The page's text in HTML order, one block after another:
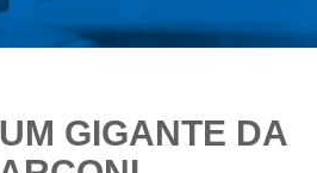
GIGANTE DA